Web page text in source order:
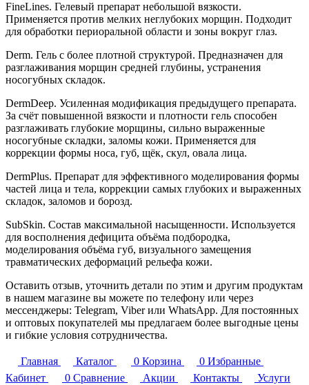
FineLines. Гелевый препарат небольшой вязкости.
Применяется против мелких неглубоких морщин. Подходит
для обработки периоральной области и зоны вокруг глаз.
Derm. Гель с более плотной структурой. Предназначен для
разглаживания морщин средней глубины, устранения
носогубных складок.
DermDeep. Усиленная модификация предыдущего препарата.
За счёт повышенной вязкости и плотности гель способен
разглаживать глубокие морщины, сильно выраженные
носогубные складки, заломы кожи. Применяется для
коррекции формы носа, губ, щёк, скул, овала лица.
DermPlus. Препарат для эффективного моделирования формы
частей лица и тела, коррекции самых глубоких и выраженных
складок, заломов и борозд.
SubSkin. Состав максимальной насыщенности. Используется
для восполнения дефицита объёма подбородка,
моделирования объёма губ, визуального замещения
травматических деформаций рельефа кожи.
Оставить отзыв, уточнить детали по этим и другим продуктам
в нашем магазине вы можете по телефону или через
мессенджеры: Telegram, Viber или WhatsApp. Для постоянных
и оптовых покупателей мы предлагаем более выгодные цены
и гибкие условия сотрудничества.
Главная Каталог 0 Корзина 0 Избранные
Кабинет
0 Сравнение Акции Контакты
Услуги